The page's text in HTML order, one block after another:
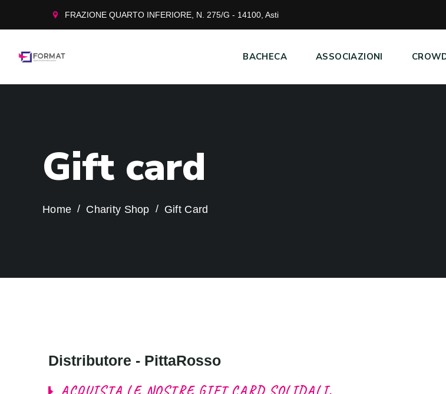
FRAZIONE QUARTO INFERIORE, N. 275/G - 14100, Asti
BACHECA ASSOCIAZIONI
Gift card
Home Charity Shop Gift Card
Distributore - PittaRosso